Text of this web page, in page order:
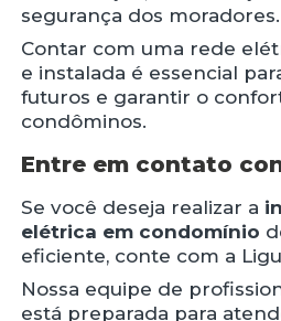
segurança dos moradores.
Contar com uma rede
e instalada é essencial
futuros e garantir o
condôminos.
Entre em contato
Se você deseja realizar a
elétrica em condomínio
eficiente, conte com a
Nossa equipe de
está preparada para